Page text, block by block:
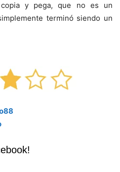
y pega, que no es un
terminó siendo un